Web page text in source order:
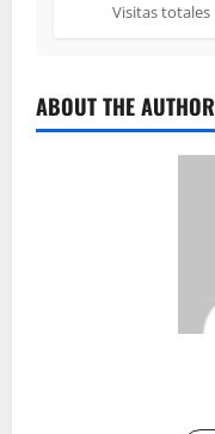
Visitas totales
ABOUT THE AUTHOR